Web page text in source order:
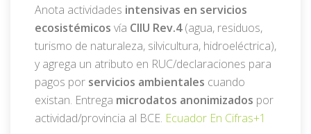
Anota actividades intensivas en servicios
ecosistémicos vía CIIU Rev.4(agua, residuos,
turismo de naturaleza, silvicultura, hidroeléctrica),
y agrega un atributo en RUC/declaraciones para
pagos por servicios ambientales cuando
existan. Entrega microdatos anonimizados por
actividad/provincia al BCE. Ecuador En Cifras+1